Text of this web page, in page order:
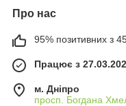
Про нас
95% позитивних з
Працює з
м. Дніпро
просп. Богдана